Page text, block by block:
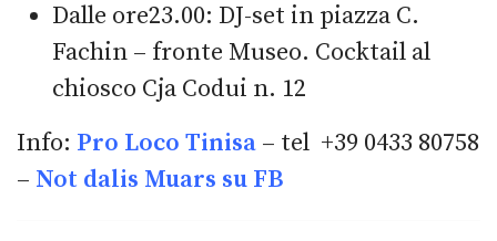
Dalle ore23.00: DJ-set in piazza C.
Fachin – fronte Museo. Cocktail al
chiosco Cja Codui n. 12
Info: Pro Loco Tinisa – tel +39 0433 80758
– Not dalis Muars su FB